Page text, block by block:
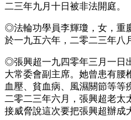
二三年九月十日被非法開庭。
◎法輪功學員李輝瓊，女，重
於一九五六年，二零二三年八
◎張興超一九四零年三月一日
大常委會副主席。她曾患有腰
血壓、貧血病、風濕關節等等
二零二三年六月，張興超老太
接威脅說這次要把張興超辦成